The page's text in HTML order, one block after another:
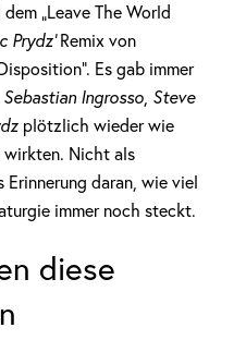
„Leave The World
Prydz‘Remix von
Es gab immer
Sebastian Ingrosso, Steve
plötzlich wieder wie
wirkten. Nicht als
daran, wie viel
immer noch steckt.
diese